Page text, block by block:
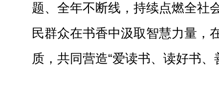
题、全年不断线，持续点燃全社
民群众在书香中汲取智慧力量，
质，共同营造“爱读书、读好书